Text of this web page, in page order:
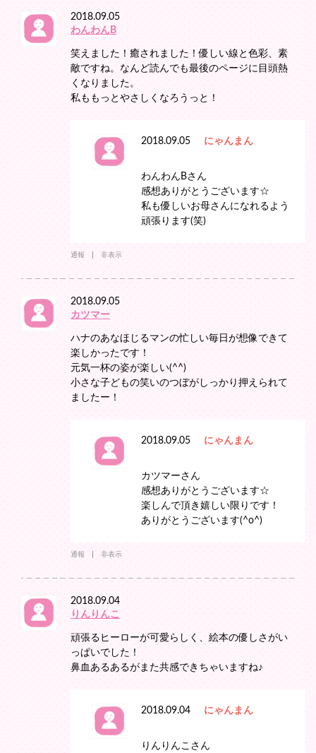
2018.09.05
わんわんB
笑えました！癒されました！優しい線と色彩、素
敵ですね。なんど読んでも最後のページに目頭熱
くなりました。
私ももっとやさしくなろうっと！
2018.09.05 にゃんまん
わんわんBさん
感想ありがとうございます☆
私も優しいお母さんになれるよう
頑張ります(笑)
通報 非表示
2018.09.05
カツマー
ハナのあなほじるマンの忙しい毎日が想像できて
楽しかったです！
元気一杯の姿が楽しい(^^)
小さな子どもの笑いのつぼがしっかり押えられて
ましたー！
2018.09.05 にゃんまん
カツマーさん
感想ありがとうございます☆
楽しんで頂き嬉しい限りです！
ありがとうございます(^o^)
通報 非表示
2018.09.04
りんりんこ
頑張るヒーローが可愛らしく、絵本の優しさがい
っぱいでした！
鼻血あるあるがまた共感できちゃいますね♪
2018.09.04 にゃんまん
りんりんこさん